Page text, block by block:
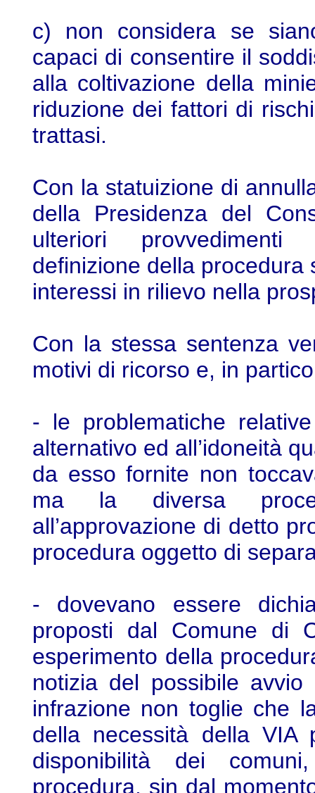
c) non considera se
capaci di consentire il
alla coltivazione della
riduzione dei fattori di
trattasi.
Con la statuizione di
della Presidenza del
ulteriori
definizione della
interessi in rilievo nella
Con la stessa sentenza
motivi di ricorso e, in
- le problematiche
alternativo ed all’idoneità
da esso fornite non
ma la diversa
all’approvazione di detto
procedura oggetto di
- dovevano essere
proposti dal Comune di
esperimento della
notizia del possibile
infrazione non toglie che
della necessità della VIA
disponibilità dei
procedura, sin dal